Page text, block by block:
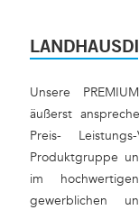
Unsere
äußerst
Preis-
Produktgruppe
im
gewerblichen